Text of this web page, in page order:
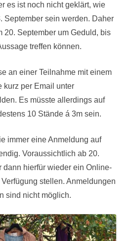
es ist noch nicht geklärt, wie
September sein werden. Daher
20. September um Geduld, bis
treffen können.
an einer Teilnahme mit einem
kurz per Email unter
Es müsste allerdings auf
10 Stände á 3m sein.
immer eine Anmeldung auf
Voraussichtlich ab 20.
dann hierfür wieder ein Online-
stellen. Anmeldungen
sind nicht möglich.